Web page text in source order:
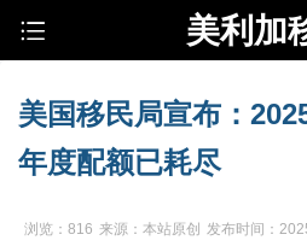
美利加
美国移民局宣布：
年度配额已耗尽
浏览：816 来源：本站原创 发布时间：